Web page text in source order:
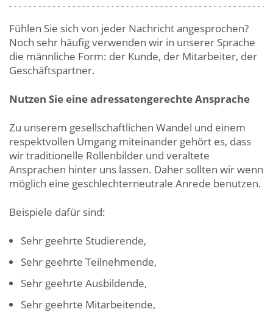
Fühlen Sie sich von jeder Nachricht angesprochen?
Noch sehr häufig verwenden wir in unserer Sprache
die männliche Form: der Kunde, der Mitarbeiter, der
Geschäftspartner.
Nutzen Sie eine adressatengerechte Ansprache
Zu unserem gesellschaftlichen Wandel und einem
respektvollen Umgang miteinander gehört es, dass
wir traditionelle Rollenbilder und veraltete
Ansprachen hinter uns lassen. Daher sollten wir wenn
möglich eine geschlechterneutrale Anrede benutzen.
Beispiele dafür sind:
Sehr geehrte Studierende,
Sehr geehrte Teilnehmende,
Sehr geehrte Ausbildende,
Sehr geehrte Mitarbeitende,